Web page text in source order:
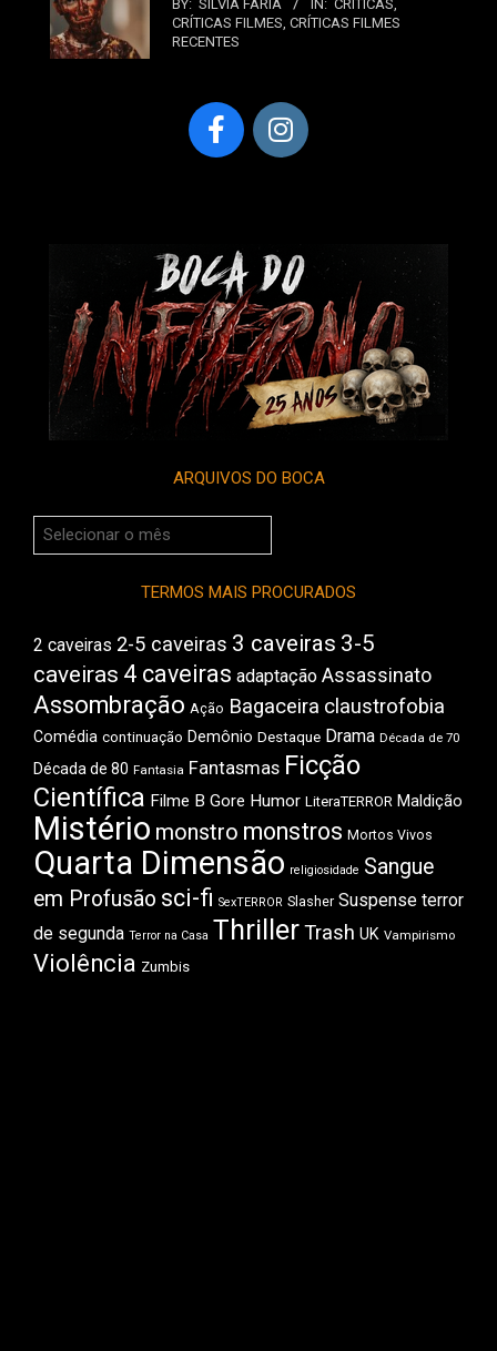
BY: SILVIA FARIA IN: CRÍTICAS,
CRÍTICAS FILMES, CRÍTICAS FILMES
RECENTES
ARQUIVOS DO BOCA
Arquivos
do
TERMOS MAIS PROCURADOS
2 caveiras 2-5 caveiras 3 caveiras 3-5
caveiras 4 caveiras adaptação Assassinato
Assombração Ação Bagaceira claustrofobia
Comédia continuação Demônio Destaque Drama Década de 70
Década de 80 Fantasia Fantasmas Ficção
Científica Filme B Gore Humor LiteraTERROR Maldição
Mistério monstro monstros Mortos Vivos
Quarta Dimensão religiosidade Sangue
em Profusão sci-fi SexTERROR Slasher Suspense terror
de segunda Terror na Casa ThrillerTrash UK Vampirismo
Violência Zumbis